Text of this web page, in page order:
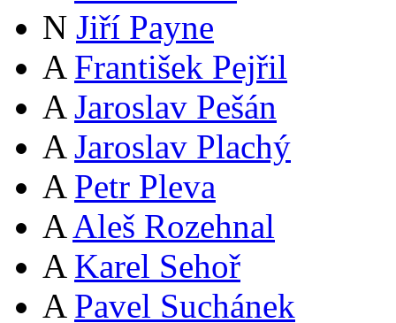
N Jiří Payne
A František Pejřil
A Jaroslav Pešán
A Jaroslav Plachý
A Petr Pleva
A Aleš Rozehnal
A Karel Sehoř
A Pavel Suchánek